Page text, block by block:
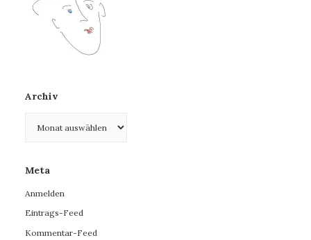
Archiv
Meta
Anmelden
Eintrags-Feed
Kommentar-Feed